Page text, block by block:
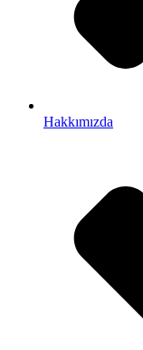
Hakkımızda